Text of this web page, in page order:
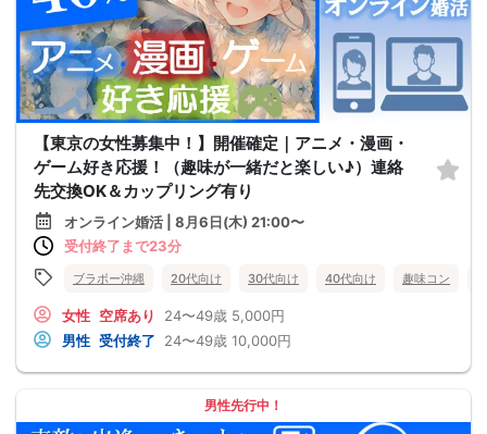
【東京の女性募集中！】開催確定｜アニメ・漫画・
ゲーム好き応援！（趣味が一緒だと楽しい♪）連絡
先交換OK＆カップリング有り
オンライン婚活 | 8月6日(木) 21:00〜
受付終了まで23分
ブラボー沖縄 20代向け 30代向け 40代向け 趣味コン
女性 空席あり 24〜49歳 5,000円
男性 受付終了 24〜49歳 10,000円
男性先行中！